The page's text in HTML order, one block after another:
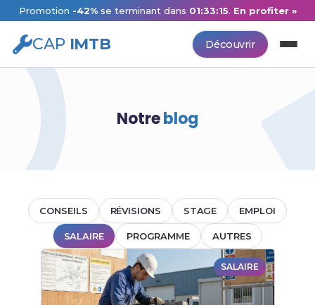
Promotion -42%se terminant dans 01:33:15. En profiter »
CAP IMTB Découvrir
Notreblog
CONSEILS RÉVISIONS STAGE EMPLOI
SALAIRE PROGRAMME AUTRES
SALAIRE